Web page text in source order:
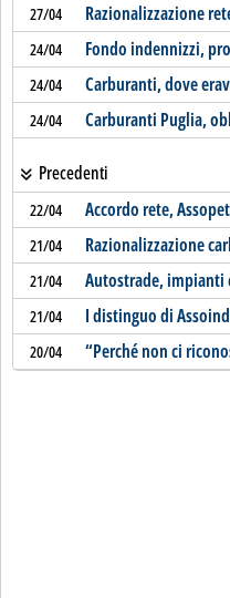
27/04 Razionalizzazione
24/04 Fondo indennizzi,
24/04 Carburanti, dove
24/04 Carburanti Puglia,
Precedenti
22/04 Accordo rete,
21/04 Razionalizzazione
21/04 Autostrade, impianti
21/04 I distinguo di
20/04 “Perché non ci